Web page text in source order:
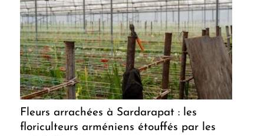
Fleurs arrachées à Sardarapat : les
floriculteurs arméniens étouffés par les